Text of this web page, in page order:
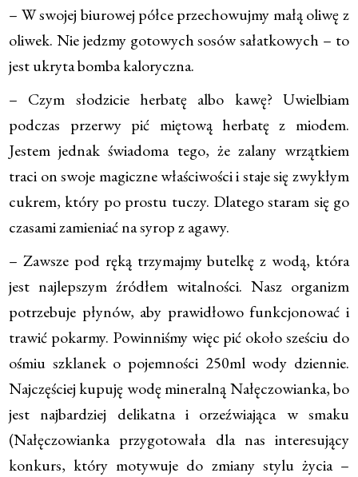
– W swojej biurowej półce przechowujmy małą oliwę z
oliwek. Nie jedzmy gotowych sosów sałatkowych – to
jest ukryta bomba kaloryczna.
– Czym słodzicie herbatę albo kawę? Uwielbiam
podczas przerwy pić miętową herbatę z miodem.
Jestem jednak świadoma tego, że zalany wrzątkiem
traci on swoje magiczne właściwości i staje się zwykłym
cukrem, który po prostu tuczy. Dlatego staram się go
czasami zamieniać na syrop z agawy.
– Zawsze pod ręką trzymajmy butelkę z wodą, która
jest najlepszym źródłem witalności. Nasz organizm
potrzebuje płynów, aby prawidłowo funkcjonować i
trawić pokarmy. Powinniśmy więc pić około sześciu do
ośmiu szklanek o pojemności 250ml wody dziennie.
Najczęściej kupuję wodę mineralną Nałęczowianka, bo
jest najbardziej delikatna i orzeźwiająca w smaku
(Nałęczowianka przygotowała dla nas interesujący
konkurs, który motywuje do zmiany stylu życia –